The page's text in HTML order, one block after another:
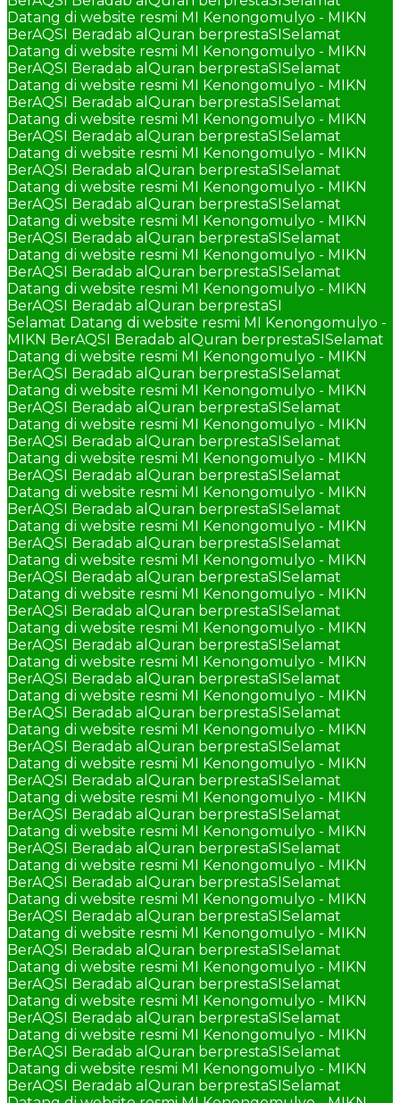
Datang di website resmi MI Kenongomulyo - MIKN
BerAQSI Beradab alQuran berprestaSISelamat
Datang di website resmi MI Kenongomulyo - MIKN
BerAQSI Beradab alQuran berprestaSISelamat
Datang di website resmi MI Kenongomulyo - MIKN
BerAQSI Beradab alQuran berprestaSISelamat
Datang di website resmi MI Kenongomulyo - MIKN
BerAQSI Beradab alQuran berprestaSISelamat
Datang di website resmi MI Kenongomulyo - MIKN
BerAQSI Beradab alQuran berprestaSISelamat
Datang di website resmi MI Kenongomulyo - MIKN
BerAQSI Beradab alQuran berprestaSISelamat
Datang di website resmi MI Kenongomulyo - MIKN
BerAQSI Beradab alQuran berprestaSISelamat
Datang di website resmi MI Kenongomulyo - MIKN
BerAQSI Beradab alQuran berprestaSISelamat
Datang di website resmi MI Kenongomulyo - MIKN
BerAQSI Beradab alQuran berprestaSI
Selamat Datang di website resmi MI Kenongomulyo -
MIKN BerAQSI Beradab alQuran berprestaSISelamat
Datang di website resmi MI Kenongomulyo - MIKN
BerAQSI Beradab alQuran berprestaSISelamat
Datang di website resmi MI Kenongomulyo - MIKN
BerAQSI Beradab alQuran berprestaSISelamat
Datang di website resmi MI Kenongomulyo - MIKN
BerAQSI Beradab alQuran berprestaSISelamat
Datang di website resmi MI Kenongomulyo - MIKN
BerAQSI Beradab alQuran berprestaSISelamat
Datang di website resmi MI Kenongomulyo - MIKN
BerAQSI Beradab alQuran berprestaSISelamat
Datang di website resmi MI Kenongomulyo - MIKN
BerAQSI Beradab alQuran berprestaSISelamat
Datang di website resmi MI Kenongomulyo - MIKN
BerAQSI Beradab alQuran berprestaSISelamat
Datang di website resmi MI Kenongomulyo - MIKN
BerAQSI Beradab alQuran berprestaSISelamat
Datang di website resmi MI Kenongomulyo - MIKN
BerAQSI Beradab alQuran berprestaSISelamat
Datang di website resmi MI Kenongomulyo - MIKN
BerAQSI Beradab alQuran berprestaSISelamat
Datang di website resmi MI Kenongomulyo - MIKN
BerAQSI Beradab alQuran berprestaSISelamat
Datang di website resmi MI Kenongomulyo - MIKN
BerAQSI Beradab alQuran berprestaSISelamat
Datang di website resmi MI Kenongomulyo - MIKN
BerAQSI Beradab alQuran berprestaSISelamat
Datang di website resmi MI Kenongomulyo - MIKN
BerAQSI Beradab alQuran berprestaSISelamat
Datang di website resmi MI Kenongomulyo - MIKN
BerAQSI Beradab alQuran berprestaSISelamat
Datang di website resmi MI Kenongomulyo - MIKN
BerAQSI Beradab alQuran berprestaSISelamat
Datang di website resmi MI Kenongomulyo - MIKN
BerAQSI Beradab alQuran berprestaSISelamat
Datang di website resmi MI Kenongomulyo - MIKN
BerAQSI Beradab alQuran berprestaSISelamat
Datang di website resmi MI Kenongomulyo - MIKN
BerAQSI Beradab alQuran berprestaSISelamat
Datang di website resmi MI Kenongomulyo - MIKN
BerAQSI Beradab alQuran berprestaSISelamat
Datang di website resmi MI Kenongomulyo - MIKN
BerAQSI Beradab alQuran berprestaSISelamat
Datang di website resmi MI Kenongomulyo - MIKN
BerAQSI Beradab alQuran berprestaSISelamat